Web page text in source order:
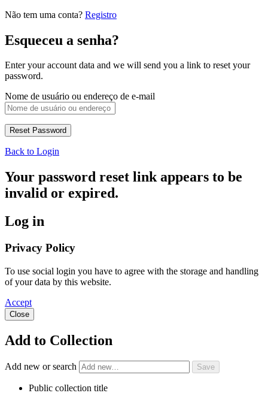
Não tem uma conta? Registro
Esqueceu a senha?
Enter your account data and we will send you a link to reset your
password.
Nome de usuário ou endereço de e-mail
Back to Login
Your password reset link appears to be
invalid or expired.
Log in
Privacy Policy
To use social login you have to agree with the storage and handling
of your data by this website.
Accept
Close
Add to Collection
Add new or search
Public collection title